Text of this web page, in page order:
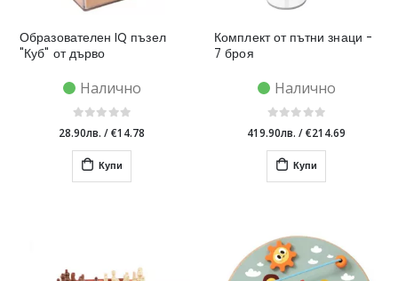
Образователен IQ пъзел
"Куб" от дърво
Налично
28.90лв. /€14.78
Купи
Комплект от пътни знаци -
7 броя
Налично
419.90лв. /€214.69
Купи